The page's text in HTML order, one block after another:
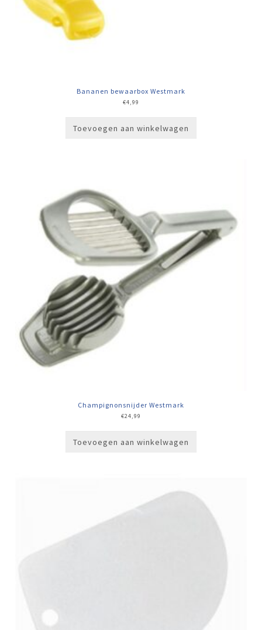
Bananen bewaarbox Westmark
€4,99
Toevoegen aan winkelwagen
Champignonsnijder Westmark
€24,99
Toevoegen aan winkelwagen